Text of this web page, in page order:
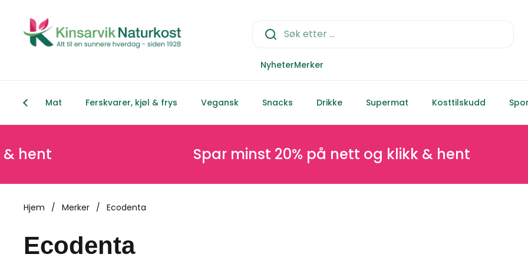
NyheterMerker
Mat Ferskvarer, kjøl & frys Vegansk Snacks Drikke Supermat Kosttilskudd
Spar minst 20% på nett og klikk & hent
Hjem / Merker / Ecodenta
Ecodenta